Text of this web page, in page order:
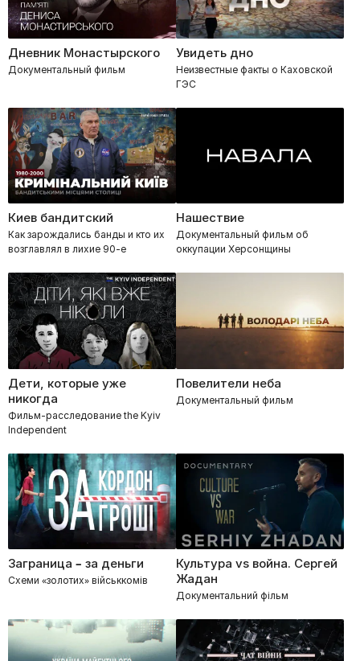
Дневник Монастырского
Документальный фильм
Увидеть дно
Неизвестные факты о Каховской
ГЭС
Киев бандитский
Как зарождались банды и кто их
возглавлял в лихие 90-е
Нашествие
Документальный фильм об
оккупации Херсонщины
Дети, которые уже
никогда
Фильм-расследование the Kyiv
Independent
Повелители неба
Документальный фильм
Заграница – за деньги
Схеми «золотих» військкомів
Культура vs война. Сергей
Жадан
Документальний фільм